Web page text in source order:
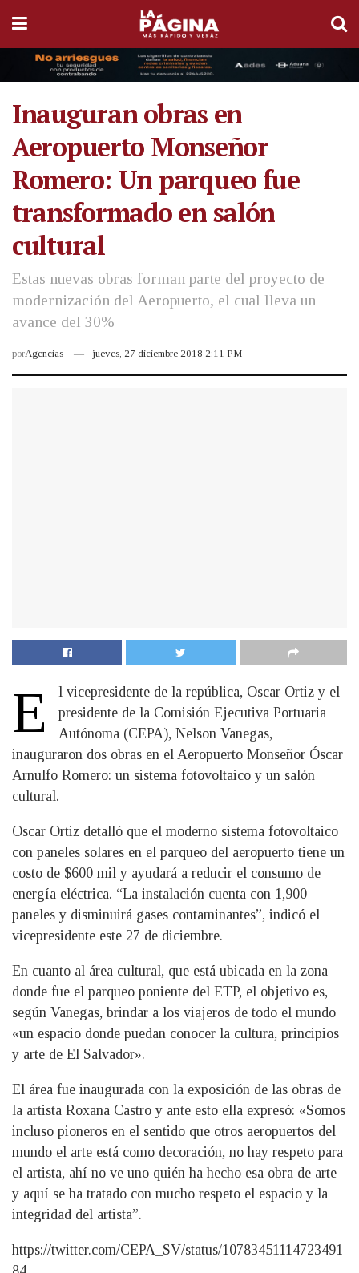
Inauguran obras en
Aeropuerto Monseñor
Romero: Un parqueo fue
transformado en salón
cultural
Estas nuevas obras forman parte del proyecto de
modernización del Aeropuerto, el cual lleva un
avance del 30%
porAgencias jueves, 27 diciembre 2018 2:11 PM
E
l vicepresidente de la república, Oscar Ortiz y el
presidente de la Comisión Ejecutiva Portuaria
Autónoma (CEPA), Nelson Vanegas,
inauguraron dos obras en el Aeropuerto Monseñor Óscar
Arnulfo Romero: un sistema fotovoltaico y un salón
cultural.
Oscar Ortiz detalló que el moderno sistema fotovoltaico
con paneles solares en el parqueo del aeropuerto tiene un
costo de $600 mil y ayudará a reducir el consumo de
energía eléctrica. “La instalación cuenta con 1,900
paneles y disminuirá gases contaminantes”, indicó el
vicepresidente este 27 de diciembre.
En cuanto al área cultural, que está ubicada en la zona
donde fue el parqueo poniente del ETP, el objetivo es,
según Vanegas, brindar a los viajeros de todo el mundo
«un espacio donde puedan conocer la cultura, principios
y arte de El Salvador».
El área fue inaugurada con la exposición de las obras de
la artista Roxana Castro y ante esto ella expresó: «Somos
incluso pioneros en el sentido que otros aeropuertos del
mundo el arte está como decoración, no hay respeto para
el artista, ahí no ve uno quién ha hecho esa obra de arte
y aquí se ha tratado con mucho respeto el espacio y la
integridad del artista”.
https://twitter.com/CEPA_SV/status/10783451114723491